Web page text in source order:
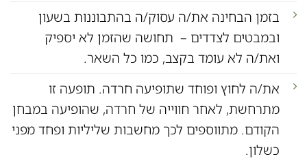
בזמן הבחינה את/ה עסוק/ה בהתבוננות בשעון
ובמבטים לצדדים – תחושה שהזמן לא יספיק
ואת/ה לא עומד בקצב, כמו כל השאר.
את/ה לחוץ ופוחד שתופיעה חרדה. תופעה זו
מתרחשת, לאחר חווייה של חרדה, שהופיעה במבחן
הקודם. מתווספים לכך מחשבות שליליות ופחד מפני
כשלון.